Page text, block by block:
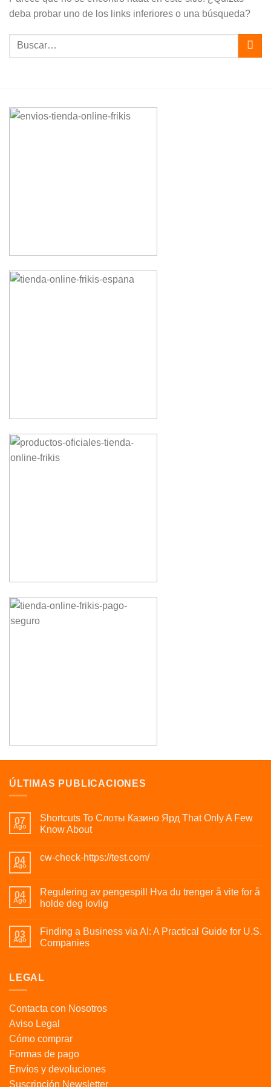
deba probar uno de los links inferiores o una búsqueda?
ÚLTIMAS PUBLICACIONES
07
Ago
Shortcuts To Слоты Казино Ярд That Only A Few
Know About
04
Ago
cw-check-https://test.com/
04
Ago
Regulering av pengespill Hva du trenger å vite for å
holde deg lovlig
03
Ago
Finding a Business via AI: A Practical Guide for U.S.
Companies
LEGAL
Contacta con Nosotros
Aviso Legal
Cómo comprar
Formas de pago
Envíos y devoluciones
Suscripción Newsletter